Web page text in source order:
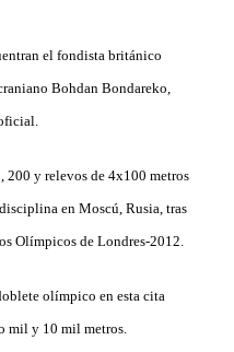
el fondista británico
Bohdan Bondareko,
y relevos de 4x100 metros
en Moscú, Rusia, tras
Olímpicos de Londres-2012.
olímpico en esta cita
mil y 10 mil metros.